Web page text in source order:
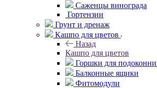
Саженцы винограда
Гортензии
Грунт и дренаж
Кашпо для цветов
Назад
Кашпо для цветов
Горшки для
Балконные ящики
Фитомодули